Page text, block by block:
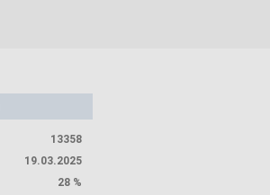
13358
19.03.2025
28 %